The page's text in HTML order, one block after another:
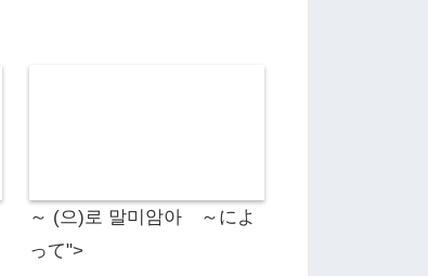
～ (으)로 말미암아 ～によ
って">